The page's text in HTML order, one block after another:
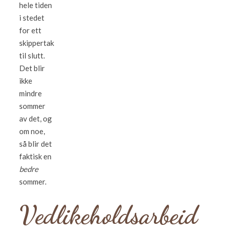
hele tiden
i stedet
for ett
skippertak
til slutt.
Det blir
ikke
mindre
sommer
av det, og
om noe,
så blir det
faktisk en
bedre
sommer.
Vedlikeholdsarbeid